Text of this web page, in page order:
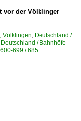
vor der Völklinger
Völklingen Deutschland /
Deutschland / Bahnhöfe
600-699 / 685